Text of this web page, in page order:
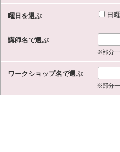
曜日を選ぶ 日
講師名で選ぶ
※部分
ワークショップ名で選ぶ
※部分